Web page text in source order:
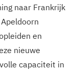
naar Frankrijk
en
nieuwe
capaciteit in